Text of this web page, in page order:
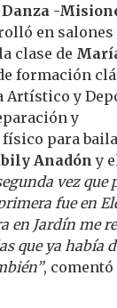
-
en salones
clase de
formación
Artístico y
y
para
Anadón y
vez que
fue en
en Jardín me
que ya había
,